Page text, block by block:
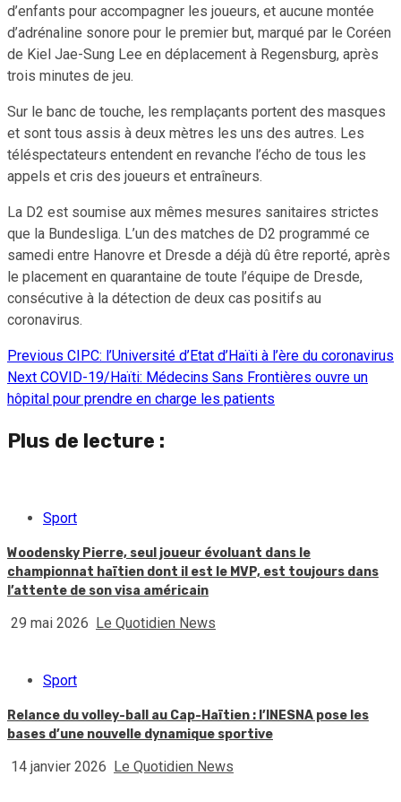
d’enfants pour accompagner les joueurs, et aucune montée
d’adrénaline sonore pour le premier but, marqué par le Coréen
de Kiel Jae-Sung Lee en déplacement à Regensburg, après
trois minutes de jeu.
Sur le banc de touche, les remplaçants portent des masques
et sont tous assis à deux mètres les uns des autres. Les
téléspectateurs entendent en revanche l’écho de tous les
appels et cris des joueurs et entraîneurs.
La D2 est soumise aux mêmes mesures sanitaires strictes
que la Bundesliga. L’un des matches de D2 programmé ce
samedi entre Hanovre et Dresde a déjà dû être reporté, après
le placement en quarantaine de toute l’équipe de Dresde,
consécutive à la détection de deux cas positifs au
coronavirus.
Continue
Reading
Previous CIPC: l’Université d’Etat d’Haïti à l’ère du coronavirus
Next COVID-19/Haïti: Médecins Sans Frontières ouvre un
hôpital pour prendre en charge les patients
Plus de lecture :
Sport
Woodensky Pierre, seul joueur évoluant dans le
championnat haïtien dont il est le MVP, est toujours dans
l’attente de son visa américain
29 mai 2026 Le Quotidien News
Sport
Relance du volley-ball au Cap-Haïtien : l’INESNA pose les
bases d’une nouvelle dynamique sportive
14 janvier 2026 Le Quotidien News